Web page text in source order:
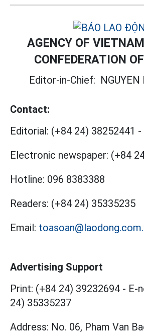
AGENCY OF
CONFEDERATION
Editor-in-Chief: NGUYEN
Contact:
Editorial: (+84 24) 38252441 -
Electronic newspaper: (+84
Hotline: 096 8383388
Readers: (+84 24) 35335235
Email:
Advertising Support
Print: (+84 24) 39232694 - E-
24) 35335237
Address: No. 06, Pham Van